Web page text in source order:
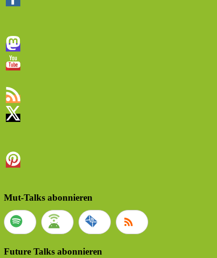
Mut-Talks abonnieren
Future Talks abonnieren